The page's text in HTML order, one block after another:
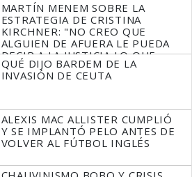
MARTÍN MENEM SOBRE LA
ESTRATEGIA DE CRISTINA
KIRCHNER: "NO CREO QUE
ALGUIEN DE AFUERA LE PUEDA
DECIR A LA JUSTICIA LO QUE
TIENE QUE HACER"
QUÉ DIJO BARDEM DE LA
INVASIÓN DE CEUTA
ALEXIS MAC ALLISTER CUMPLIÓ
Y SE IMPLANTÓ PELO ANTES DE
VOLVER AL FÚTBOL INGLÉS